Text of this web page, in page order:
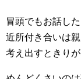
冒頭でもお話した
近所付き合いは
考え出すときりが